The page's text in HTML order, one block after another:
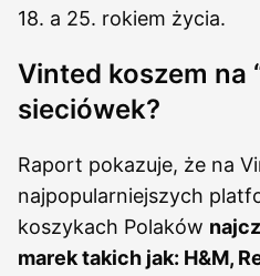
18. a 25. rokiem życia.
Vinted koszem na
sieciówek?
Raport pokazuje, że na
najpopularniejszych
koszykach Polaków
marek takich jak: H&M,